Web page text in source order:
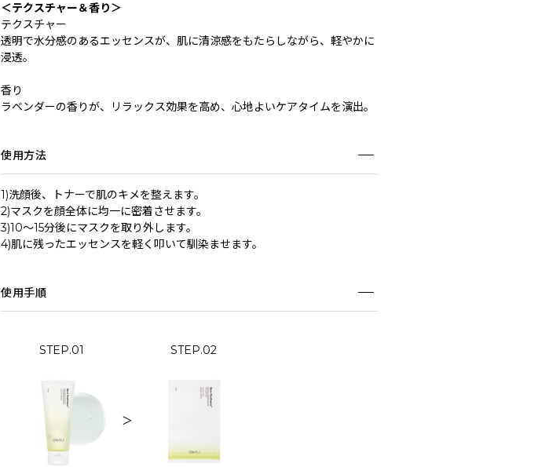
＜テクスチャー＆香り＞
テクスチャー
透明で水分感のあるエッセンスが、肌に清涼感をもたらしながら、軽やかに
浸透。
香り
ラベンダーの香りが、リラックス効果を高め、心地よいケアタイムを演出。
使用方法
1)洗顔後、トナーで肌のキメを整えます。
2)マスクを顔全体に均一に密着させます。
3)10～15分後にマスクを取り外します。
4)肌に残ったエッセンスを軽く叩いて馴染ませます。
使用手順
STEP.01 STEP.02
＞